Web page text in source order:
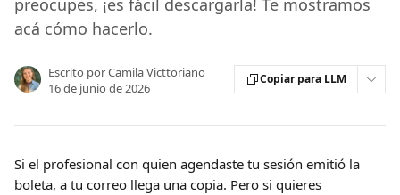
preocupes, ¡es fácil descargarla! Te mostramos
acá cómo hacerlo.
Escrito porCamila Victtoriano
16 de junio de 2026
Copiar para LLM
Si el profesional con quien agendaste tu sesión emitió la
boleta, a tu correo llega una copia. Pero si quieres